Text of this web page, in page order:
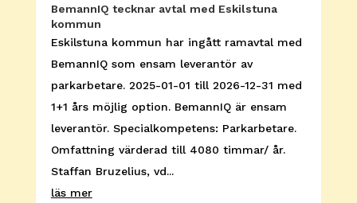
BemannIQ tecknar avtal med Eskilstuna
kommun
Eskilstuna kommun har ingått ramavtal med
BemannIQ som ensam leverantör av
parkarbetare. 2025-01-01 till 2026-12-31 med
1+1 års möjlig option. BemannIQ är ensam
leverantör. Specialkompetens: Parkarbetare.
Omfattning värderad till 4080 timmar/ år.
Staffan Bruzelius, vd...
läs mer